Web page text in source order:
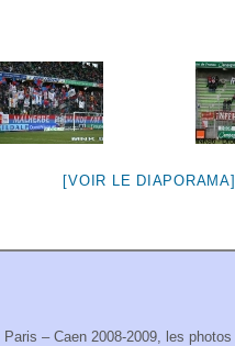
[VOIR LE DIAPORAMA]
Paris – Caen 2008-2009, les photos